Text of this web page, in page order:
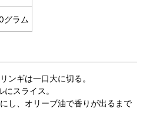
グラム
ンギは一口大に切る。
スライス。
し、オリーブ油で香りが出るまで